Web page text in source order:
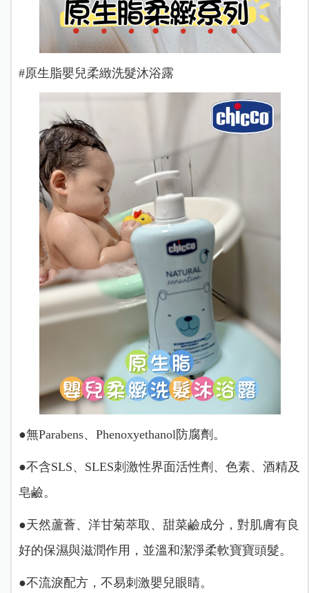
#原生脂嬰兒柔緻洗髮沐浴露
●無Parabens、Phenoxyethanol防腐劑。
●不含SLS、SLES刺激性界面活性劑、色素、酒精及
皂鹼。
●天然蘆薈、洋甘菊萃取、甜菜鹼成分，對肌膚有良
好的保濕與滋潤作用，並溫和潔淨柔軟寶寶頭髮。
●不流淚配方，不易刺激嬰兒眼睛。